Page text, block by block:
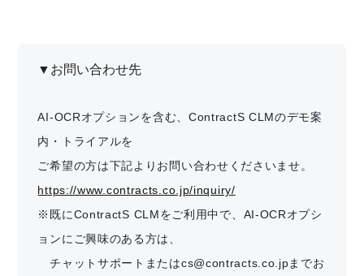
▼お問い合わせ先
AI-OCRオプションを含む、ContractS CLMのデモ案
内・トライアルを
ご希望の方は下記よりお問い合わせくださいませ。
https://www.contracts.co.jp/inquiry/
※既にContractS CLMをご利用中で、AI-OCRオプシ
ョンにご興味のある方は、
チャットサポートまたはcs@contracts.co.jpまでお